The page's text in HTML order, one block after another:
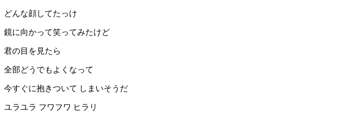
どんな顔してたっけ
鏡に向かって笑ってみたけど
君の目を見たら
全部どうでもよくなって
今すぐに抱きついて しまいそうだ
ユラユラ フワフワ ヒラリ